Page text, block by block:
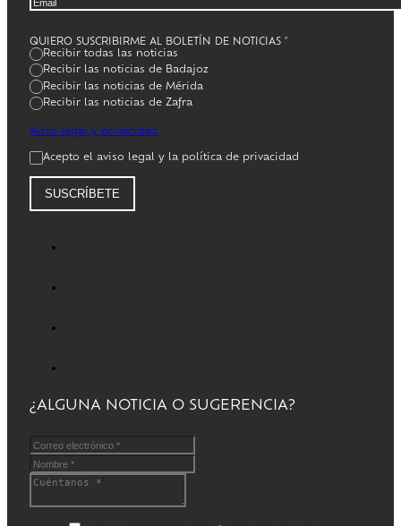
QUIERO SUSCRIBIRME AL BOLETÍN DE NOTICIAS *
Recibir todas las noticias
Recibir las noticias de Badajoz
Recibir las noticias de Mérida
Recibir las noticias de Zafra
Aviso legal y privacidad
Acepto el aviso legal y la política de privacidad
SUSCRÍBETE
¿ALGUNA NOTICIA O SUGERENCIA?